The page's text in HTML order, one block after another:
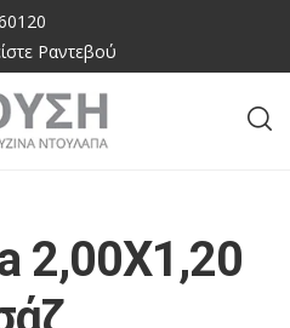
Ραντεβού
2,00X1,20